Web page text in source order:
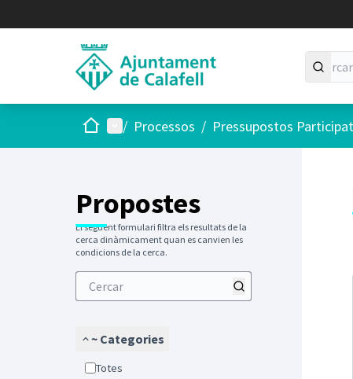
Inici Menú principal
/ Processos / Pressupostos
Propostes
El següent formulari filtra els resultats de la
cerca dinàmicament quan es canvien les
condicions de la cerca.
~ Categories
Totes